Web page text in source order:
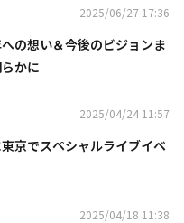
2025/06/27 17:36
の想い＆今後のビジョンま
かに
2025/04/24 11:57
京でスペシャルライブイベ
2025/04/18 11:38